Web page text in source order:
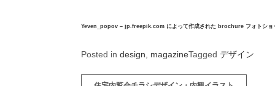
Yeven_popov – jp.freepik.com によって作成された brochure フォトショ
Posted in design magazineTagged デザイン
投